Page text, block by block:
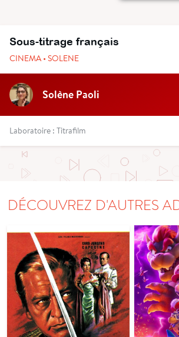
Sous-titrage français
CINEMA • SOLENE
Solène Paoli
Laboratoire : Titrafilm
DÉCOUVREZ D'AUTRES